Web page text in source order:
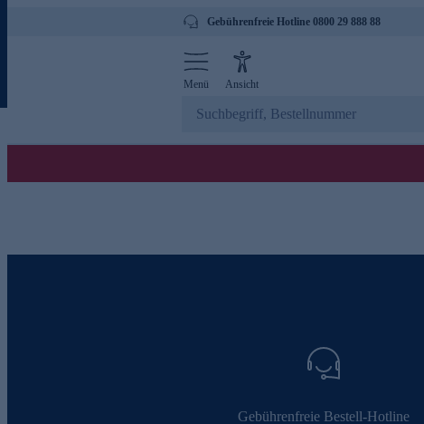
Gebührenfreie Hotline 0800 29 888 88
Menü Ansicht
Gebührenfreie Bestell-Hotline